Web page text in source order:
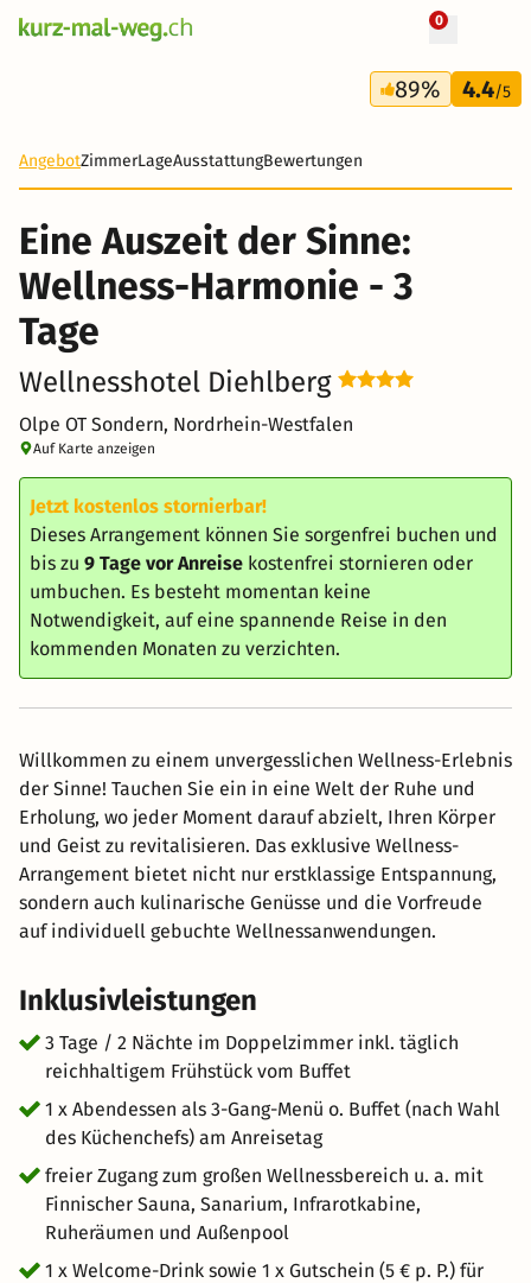
0
3 Tage
177 CHF
89% 4.4/5
AngebotZimmerLageAusstattungBewertungen
Eine Auszeit der Sinne:
Wellness-Harmonie - 3
Tage
Wellnesshotel Diehlberg
Olpe OT Sondern, Nordrhein-Westfalen
Auf Karte anzeigen
Jetzt kostenlos stornierbar!
Dieses Arrangement können Sie sorgenfrei buchen und
bis zu 9 Tage vor Anreise kostenfrei stornieren oder
umbuchen. Es besteht momentan keine
Notwendigkeit, auf eine spannende Reise in den
kommenden Monaten zu verzichten.
Willkommen zu einem unvergesslichen Wellness-Erlebnis
der Sinne! Tauchen Sie ein in eine Welt der Ruhe und
Erholung, wo jeder Moment darauf abzielt, Ihren Körper
und Geist zu revitalisieren. Das exklusive Wellness-
Arrangement bietet nicht nur erstklassige Entspannung,
sondern auch kulinarische Genüsse und die Vorfreude
auf individuell gebuchte Wellnessanwendungen.
Inklusivleistungen
3 Tage / 2 Nächte im Doppelzimmer inkl. täglich
reichhaltigem Frühstück vom Buffet
1 x Abendessen als 3-Gang-Menü o. Buffet (nach Wahl
des Küchenchefs) am Anreisetag
freier Zugang zum großen Wellnessbereich u. a. mit
Finnischer Sauna, Sanarium, Infrarotkabine,
Ruheräumen und Außenpool
1 x Welcome-Drink sowie 1 x Gutschein (5 € p. P.) für